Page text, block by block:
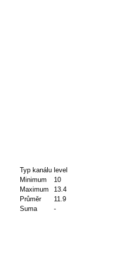
Typ kanálu level
Minimum
10
Maximum
13.4
Průměr
11.9
Suma
-